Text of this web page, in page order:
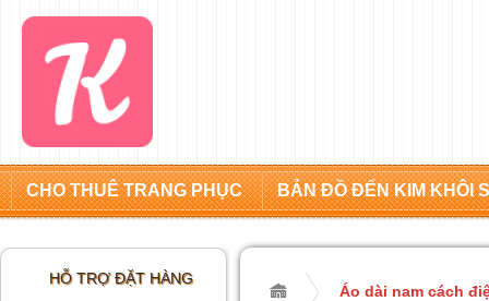
CHO THUÊ TRANG PHỤC BẢN ĐỒ ĐẾN KIM KHÔI
HỖ TRỢ ĐẶT HÀNG
Áo dài nam cách